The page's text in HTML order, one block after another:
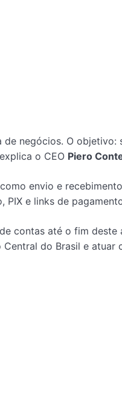
negócios. O
o CEO Piero
envio e
e links de
contas até o fim deste
do Brasil e atuar